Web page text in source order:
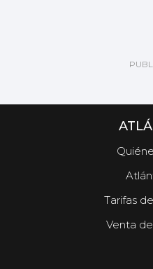
Tarifas
Venta